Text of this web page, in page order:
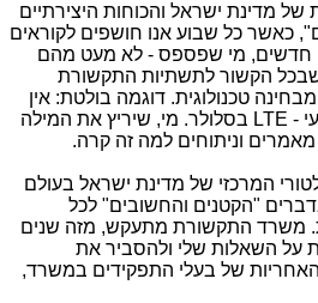
מדינת ישראל והכוחות היצירתיים
כאשר כל שבוע אנו חושפים לקוראים
חדשים, מי שפספס - לא מעט מהם
הקשור לתשתיות התקשורת
טכנולוגית. דוגמה בולטת: אין
וגם לא יהיה בקרוב דור רביעי - LTE בסלולר. מי, שיריץ את המילה
המרכזי של מדינת ישראל בעולם
"הקטנים והחשובים" לכל
משרד התקשורת מתעקש, מזה שנים
על השאלות שלי ולהסביר את
של בעלי התפקידים במשרד,